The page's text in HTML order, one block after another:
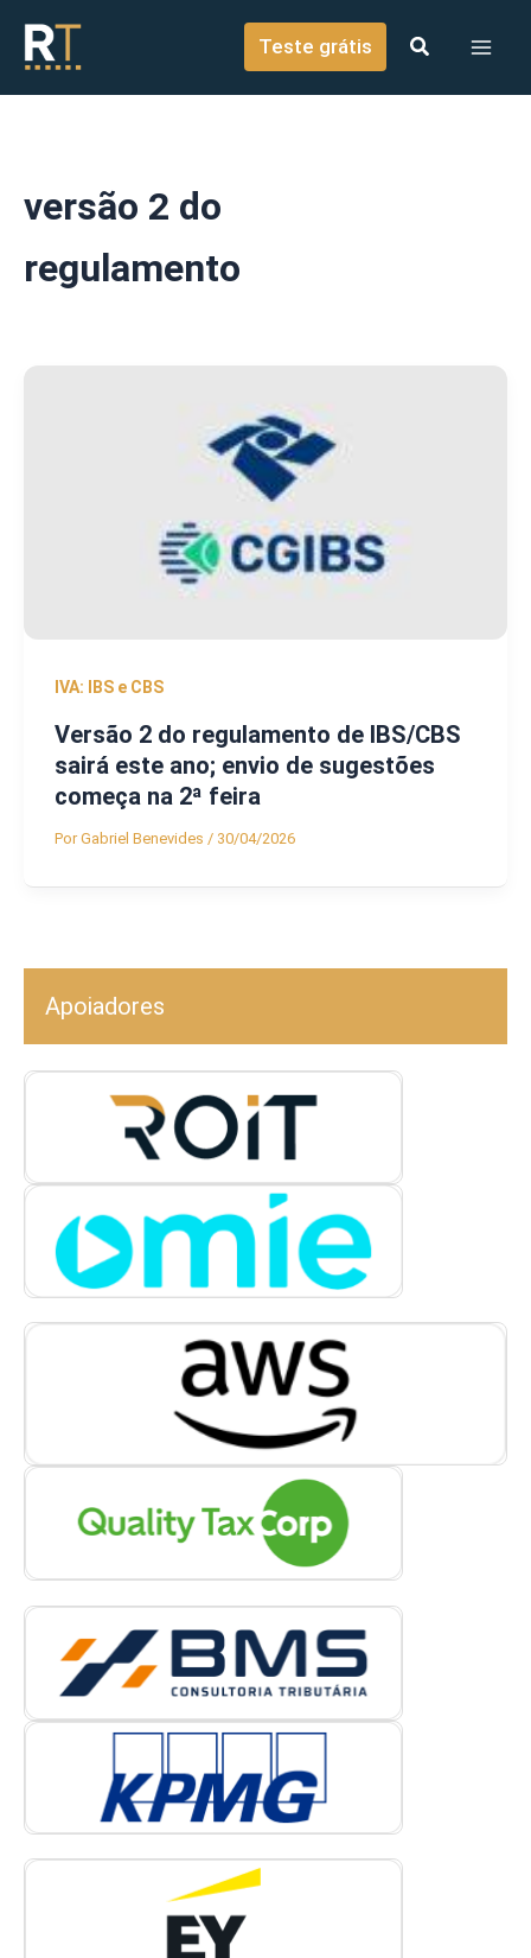
conteúdo
Teste grátis
versão 2 do
regulamento
IVA: IBS e CBS
Versão 2 do regulamento de IBS/CBS
sairá este ano; envio de sugestões
começa na 2ª feira
PorGabriel Benevides / 30/04/2026
Apoiadores